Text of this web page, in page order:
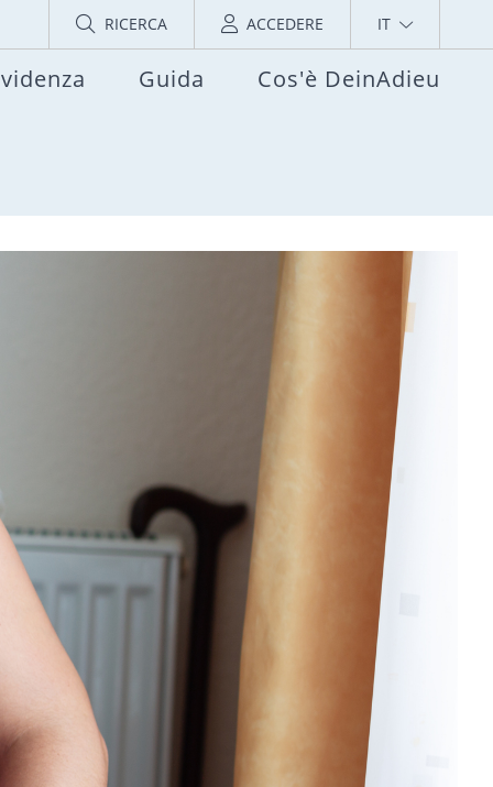
RICERCA ACCEDERE IT
Guida Cos'è DeinAdieu